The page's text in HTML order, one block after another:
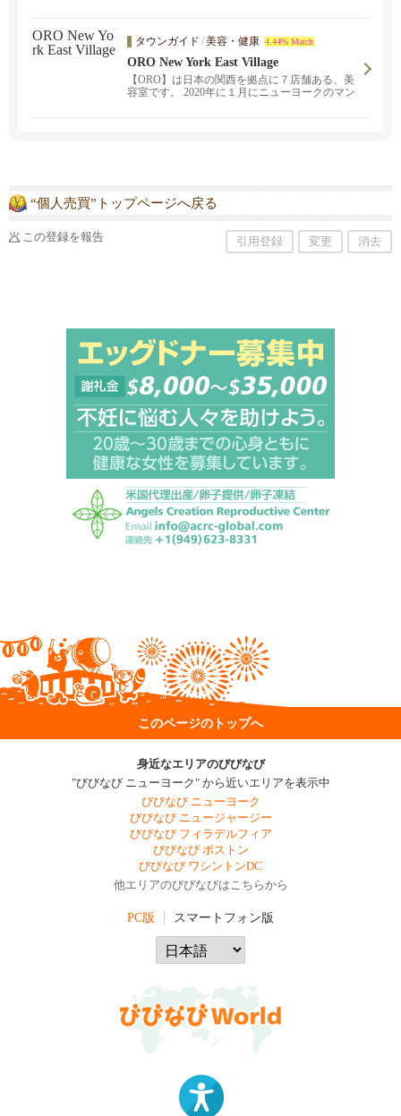
タウンガイド /美容・健康 4.44% Match
ORO New York East Village
【ORO】は日本の関西を拠点に７店舗ある、美
容室です。 2020年に１月にニューヨークのマン
“個人売買”トップページへ戻る
この登録を報告 引用登録 変更 消去
このページのトップへ
身近なエリアのびびなび
"びびなび ニューヨーク" から近いエリアを表示中
びびなび ニューヨーク
びびなび ニュージャージー
びびなび フィラデルフィア
びびなび ボストン
びびなび ワシントンDC
他エリアのびびなびはこちらから
PC版 スマートフォン版